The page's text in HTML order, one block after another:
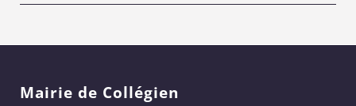
Mairie de Collégien